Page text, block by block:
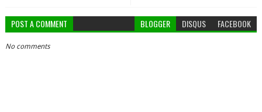
POST A COMMENT BLOGGER DISQUS FACEBOOK
No comments